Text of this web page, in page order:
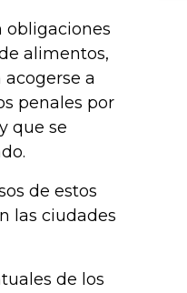
obligaciones
alimentos,
a
penales por
que se
de estos
las ciudades
de los